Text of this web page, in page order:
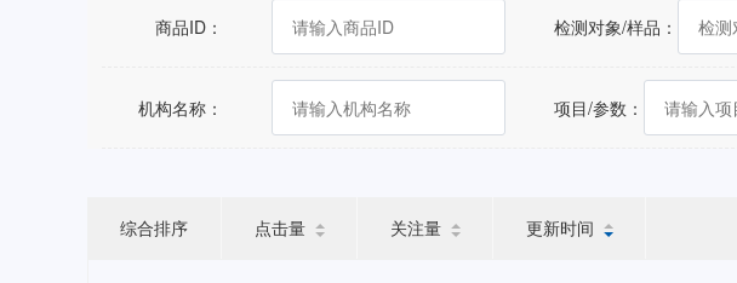
宁夏回族自治区
新疆维吾尔自治区 台湾省
商品ID： 检测对象/样品：
机构名称： 项目/参数：
综合排序 点击量 关注量 更新时间